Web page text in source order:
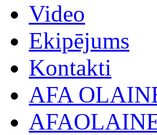
Video
Ekipējums
Kontakti
AFA